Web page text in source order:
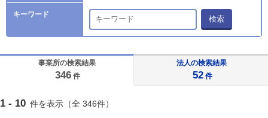
キーワード 検索
事業所の検索結果
346 件
法人の検索結果
52 件
1 - 10 件を表示（全 346件）